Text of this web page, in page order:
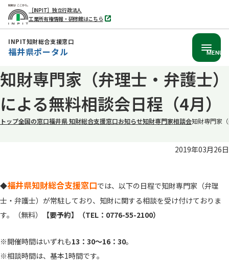
本
文
へ
［INPIT］独立行政法人
工業所有権情報・研修館はこちら
別
タ
INPIT知財総合支援窓口
福井県ポータル MENU
知財専門家（弁理士・弁護士）
による無料相談会日程（4月）
トップ全国の窓口福井県 知財総合支援窓口お知らせ知財専門家相談会知財専門家
2019年03月26日
◆福井県知財総合支援窓口では、以下の日程で知財専門家（弁理
士・弁護士）が常駐しており、知財に関する相談を受け付けておりま
す。（無料）
【要予約】（TEL：0776-55-2100）
※開催時間はいずれも13：30～16：30。
※相談時間は、基本1時間です。